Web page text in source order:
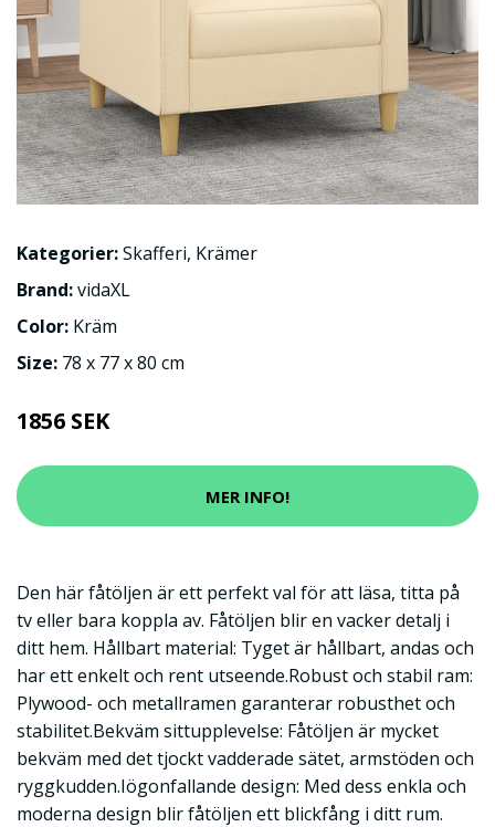
Kategorier:Skafferi, Krämer
Brand:vidaXL
Color: Kräm
Size: 78 x 77 x 80 cm
1856 SEK
MER INFO!
Den här fåtöljen är ett perfekt val för att läsa, titta på
tv eller bara koppla av. Fåtöljen blir en vacker detalj i
ditt hem. Hållbart material: Tyget är hållbart, andas och
har ett enkelt och rent utseende.Robust och stabil ram:
Plywood- och metallramen garanterar robusthet och
stabilitet.Bekväm sittupplevelse: Fåtöljen är mycket
bekväm med det tjockt vadderade sätet, armstöden och
ryggkudden.Iögonfallande design: Med dess enkla och
moderna design blir fåtöljen ett blickfång i ditt rum.